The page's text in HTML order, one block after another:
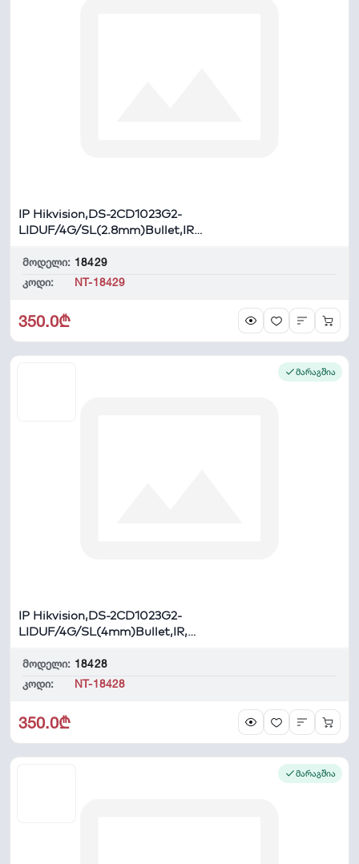
IP Hikvision,DS-2CD1023G2-
LIDUF/4G/SL(2.8mm)Bullet,IR,
მოდელი: 18429
კოდი:
NT-18429
350.0₾
მარაგშია
IP Hikvision,DS-2CD1023G2-
LIDUF/4G/SL(4mm)Bullet,IR,W
მოდელი: 18428
კოდი:
NT-18428
350.0₾
მარაგშია